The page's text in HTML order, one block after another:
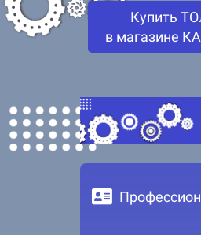
Купить
в магазине